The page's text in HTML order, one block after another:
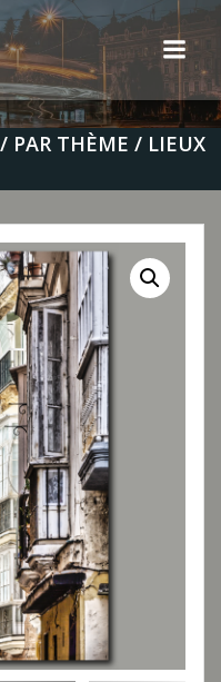
PAR THÈME
LIEUX